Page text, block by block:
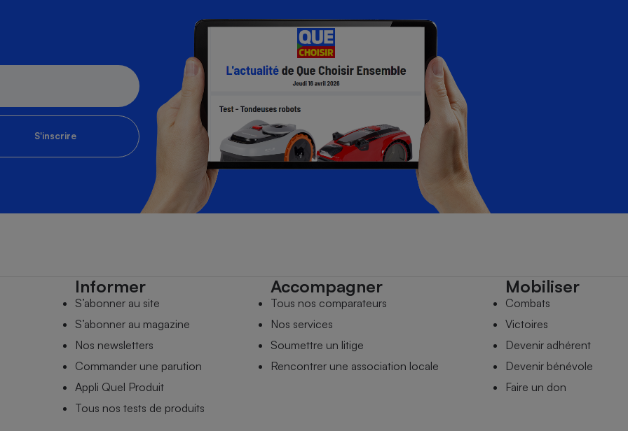
S'inscrire
Informer
S’abonner au site
S’abonner au magazine
Nos newsletters
Commander une parution
Appli Quel Produit
Tous nos tests de produits
Accompagner
Tous nos comparateurs
Nos services
Soumettre un litige
Rencontrer une association locale
Mobiliser
Combats
Victoires
Devenir adhérent
Devenir bénévole
Faire un don